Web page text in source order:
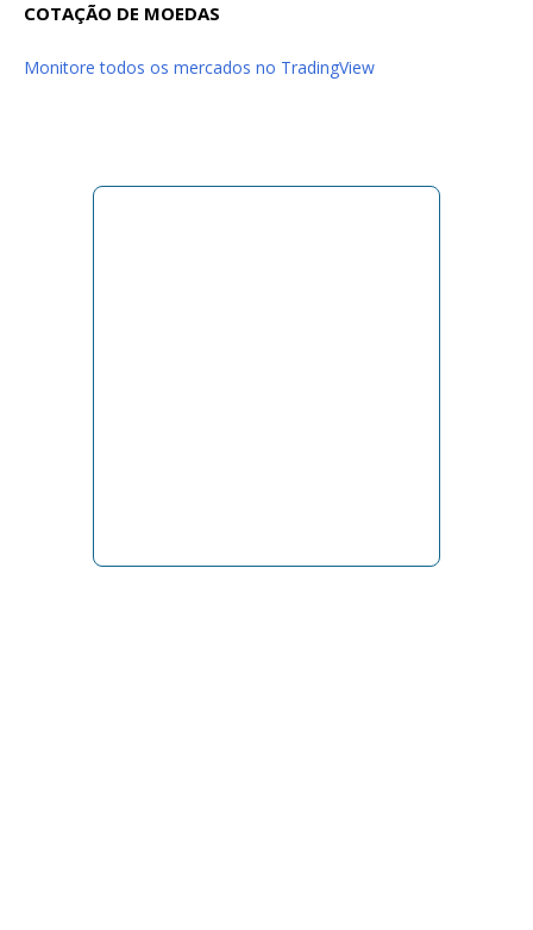
COTAÇÃO DE MOEDAS
Monitore todos os mercados no TradingView